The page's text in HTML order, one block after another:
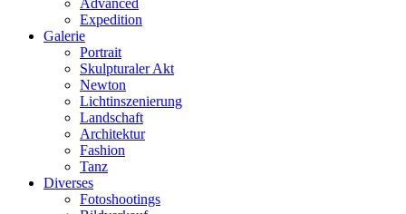
Advanced
Expedition
Galerie
Portrait
Skulpturaler Akt
Newton
Lichtinszenierung
Landschaft
Architektur
Fashion
Tanz
Diverses
Fotoshootings